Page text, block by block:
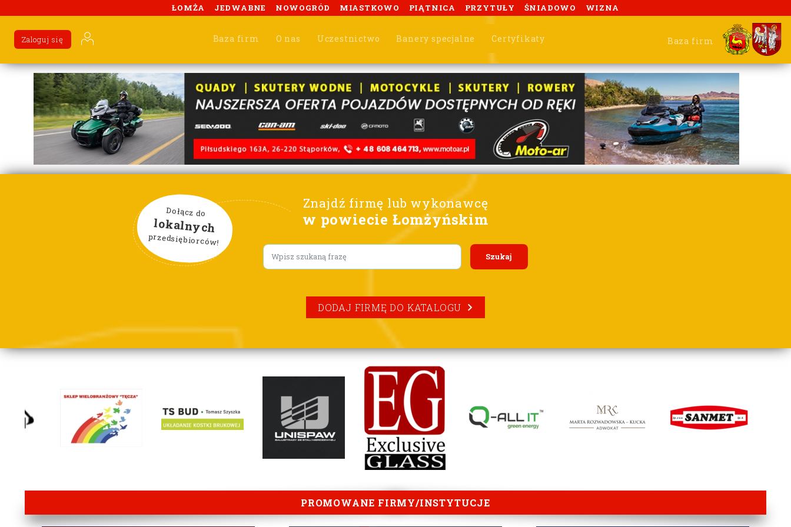
ŁOMŻA JEDWABNE NOWOGRÓD MIASTKOWO PIĄTNICA PRZYTUŁY ŚNIADOWO WIZNA
Baza firm O nas Uczestnictwo Banery specjalne Certyfikaty
Zaloguj się Baza firm
Znajdź firmę lub wykonawcę
w powiecie Łomżyńskim
Dołącz do
lokalnych
przedsiębiorców!
Lorem ipsum
DODAJ FIRMĘ DO KATALOGU
lorem ipsum
PROMOWANE FIRMY/INSTYTUCJE